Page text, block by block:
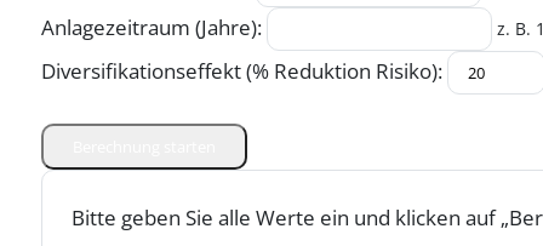
Anlagezeitraum (Jahre): z. B.
Diversifikationseffekt (% Reduktion Risiko):
Bitte geben Sie alle Werte ein und klicken auf